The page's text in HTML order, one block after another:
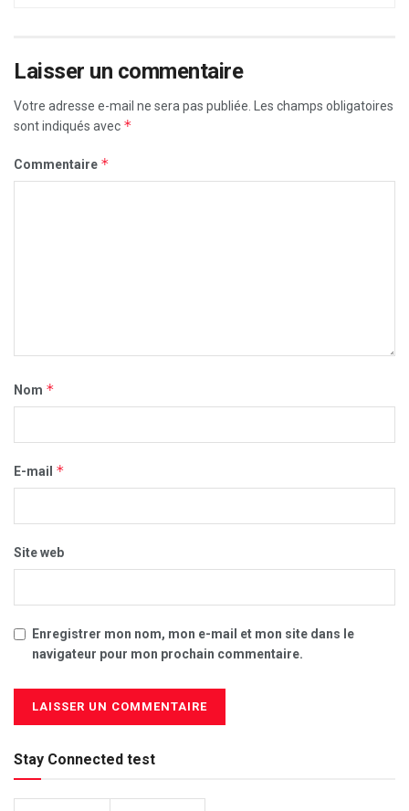
Laisser un commentaire
Votre adresse e-mail ne sera pas publiée. Les champs obligatoires
sont indiqués avec *
Commentaire *
Nom *
E-mail *
Site web
Enregistrer mon nom, mon e-mail et mon site dans le
navigateur pour mon prochain commentaire.
Stay Connected test